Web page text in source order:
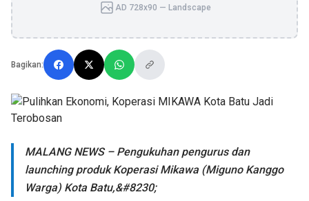
AD 728x90 — Landscape
Bagikan:
MALANG NEWS – Pengukuhan pengurus dan
launching produk Koperasi Mikawa (Miguno Kanggo
Warga) Kota Batu,&#8230;